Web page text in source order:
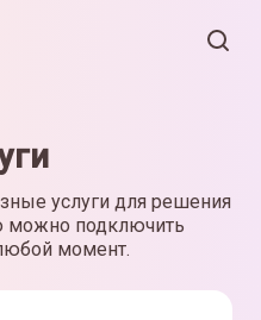
услуги для решения
можно подключить
момент.